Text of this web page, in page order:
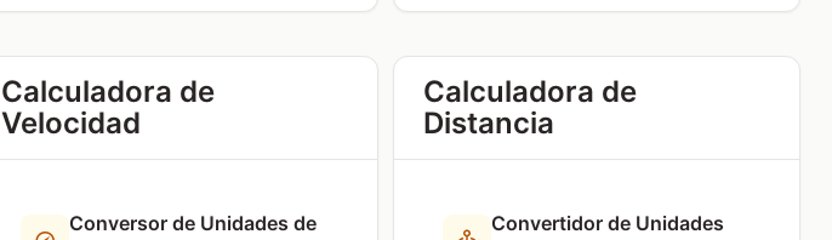
Calculadora de
Velocidad
Conversor de Unidades de
Calculadora de
Distancia
Convertidor de Unidades